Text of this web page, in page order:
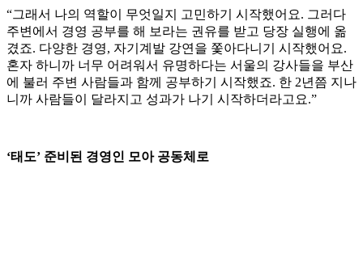
“그래서 나의 역할이 무엇일지 고민하기 시작했어요. 그러다
주변에서 경영 공부를 해 보라는 권유를 받고 당장 실행에 옮
겼죠. 다양한 경영, 자기계발 강연을 쫓아다니기 시작했어요.
혼자 하니까 너무 어려워서 유명하다는 서울의 강사들을 부산
에 불러 주변 사람들과 함께 공부하기 시작했죠. 한 2년쯤 지나
니까 사람들이 달라지고 성과가 나기 시작하더라고요.”
‘태도’ 준비된 경영인 모아 공동체로